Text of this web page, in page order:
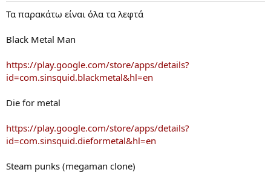
Τα παρακάτω είναι όλα τα λεφτά
Black Metal Man
https://play.google.com/store/apps/details?
id=com.sinsquid.blackmetal&hl=en
Die for metal
https://play.google.com/store/apps/details?
id=com.sinsquid.dieformetal&hl=en
Steam punks (megaman clone)